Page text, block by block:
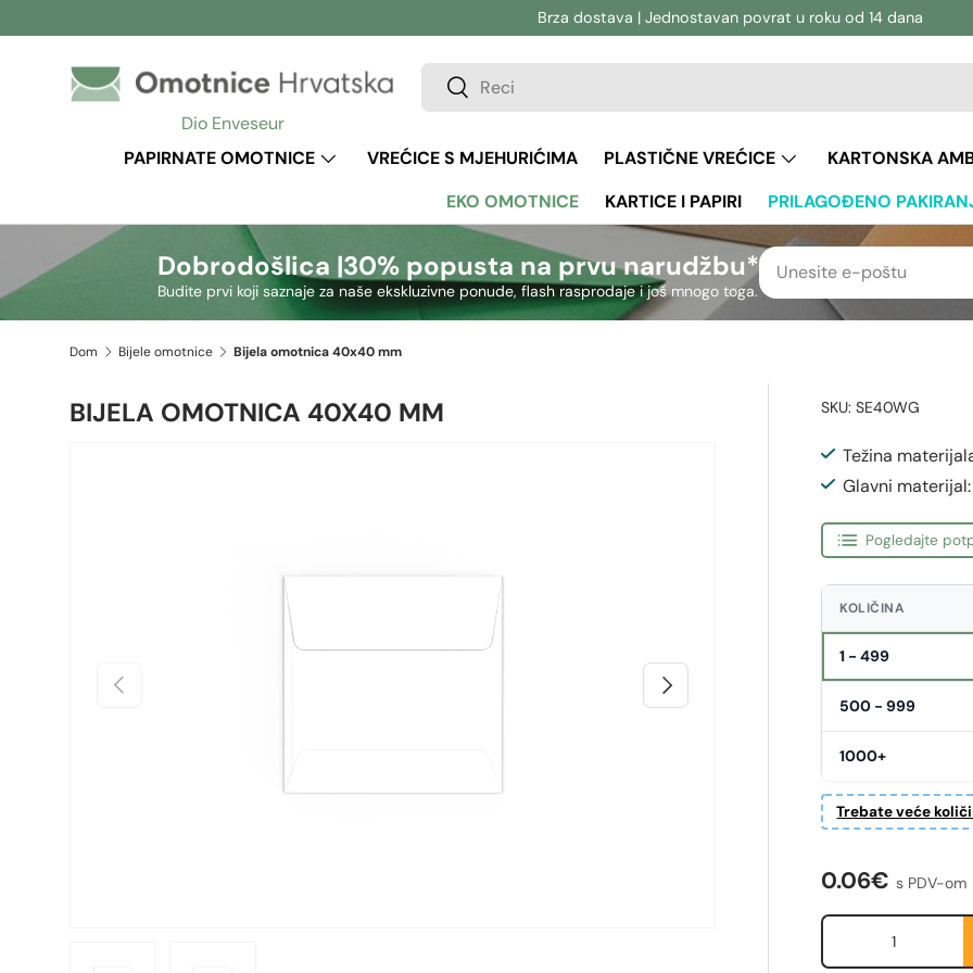
Preskoči na sadržaj
Brza dostava | Jednostavan povrat u roku od 14 dana
Dio Enveseur
Pretraživanje
Pretraživanje
PAPIRNATE OMOTNICE VREĆICE S MJEHURIĆIMA PLASTIČNE VREĆICE KARTONSKA
EKO OMOTNICE
KARTICE I PAPIRI PRILAGOĐENO
Dobrodošlica |30% popusta na prvu narudžbu*
Budite prvi koji saznaje za naše ekskluzivne ponude, flash rasprodaje i još mnogo toga.
Dom Bijele omotnice Bijela omotnica 40x40 mm
BIJELA OMOTNICA 40X40 MM
Prethodno Sljedeći
SKU: SE40WG
Težina
Glavni
Pogledajte
KOLIČINA
1 - 499
500 - 999
1000+
Trebate veće
Redovna
0.06€ s PDV-om
Količina